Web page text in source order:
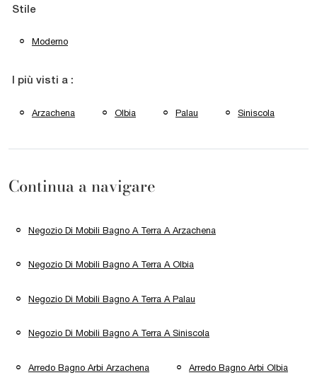
Stile
Moderno
I più visti a :
Arzachena Olbia Palau Siniscola
Continua a navigare
Negozio Di Mobili Bagno A Terra A Arzachena
Negozio Di Mobili Bagno A Terra A Olbia
Negozio Di Mobili Bagno A Terra A Palau
Negozio Di Mobili Bagno A Terra A Siniscola
Arredo Bagno Arbi Arzachena Arredo Bagno Arbi Olbia